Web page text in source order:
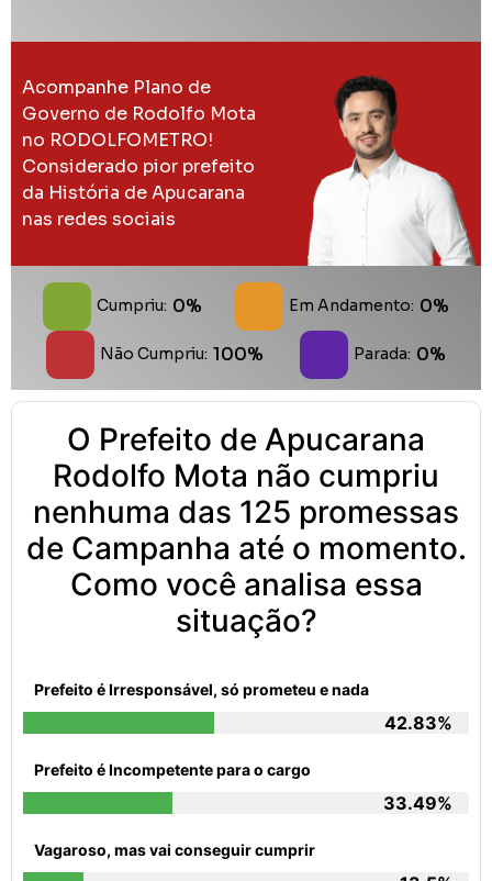
Acompanhe Plano de
Governo de Rodolfo Mota
no RODOLFOMETRO!
Considerado pior prefeito
da História de Apucarana
nas redes sociais
Cumpriu: 0% Em Andamento: 0%
Não Cumpriu: 100% Parada: 0%
O Prefeito de Apucarana
Rodolfo Mota não cumpriu
nenhuma das 125 promessas
de Campanha até o momento.
Como você analisa essa
situação?
Prefeito é Irresponsável, só prometeu e nada
42.83%
Prefeito é Incompetente para o cargo
33.49%
Vagaroso, mas vai conseguir cumprir